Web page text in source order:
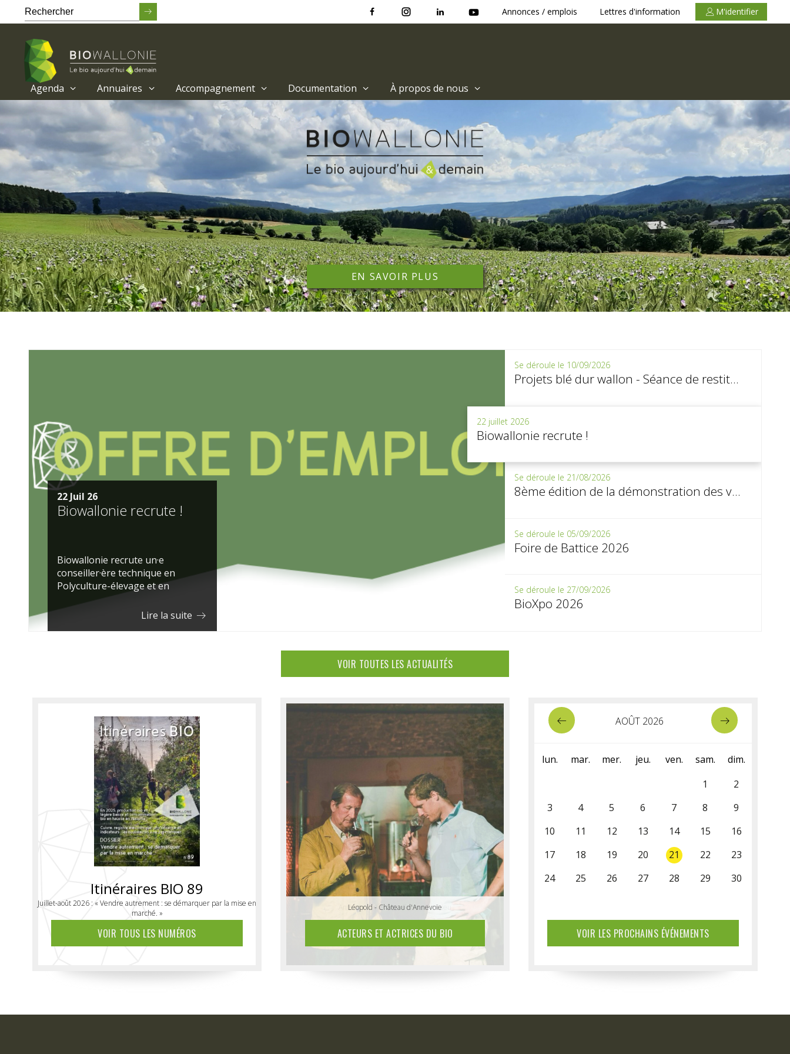
Passer
au
contenu
principal
Annonces / emplois Lettres d'information M'identifier
Agenda Annuaires Accompagnement Documentation À propos de nous
EN SAVOIR PLUS
22 Juil 26
Biowallonie recrute !
Biowallonie recrute un·e
conseiller·ère technique en
Polyculture-élevage et en
Grandes cultures pour la Province
du …
Lire la suite
Se déroule le 10/09/2026
Projets blé dur wallon - Séance de restitution des résultats
22 juillet 2026
Biowallonie recrute !
Se déroule le 21/08/2026
8ème édition de la démonstration des variétés robustes des pommes de terre
Se déroule le 05/09/2026
Foire de Battice 2026
Se déroule le 27/09/2026
BioXpo 2026
VOIR TOUTES LES ACTUALITÉS
Itinéraires BIO 89
Juillet-août 2026 : « Vendre autrement : se démarquer par la mise en
marché. »
VOIR TOUS LES NUMÉROS
Anthony & Vincent - Ferme Tri Dieu
Léopold - Château d'Annevoie
ACTEURS ET ACTRICES DU BIO
AOÛT 2026
lun. mar. mer. jeu. ven. sam.
dim.
1
2
3
4 5 6 7 8
9
10
11 12 13 14 15
16
17
18 19 20 21 22
23
24
25 26 27 28 29
30
VOIR LES PROCHAINS ÉVÉNEMENTS